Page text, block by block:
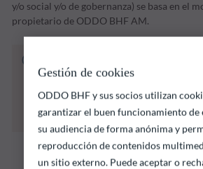
y/o social y/o de gobernanza) se basa en el
propietario de ODDO BHF AM.
un riesgo de pérdida de capital.
Las rentabilidades pasadas no
resultados futuros y no son
tiempo
Gestión de cookies
ODDO BHF y sus socios utilizan
garantizar el buen funcionamiento de
su audiencia de forma anónima y
reproducción de contenidos
un sitio externo. Puede aceptar o